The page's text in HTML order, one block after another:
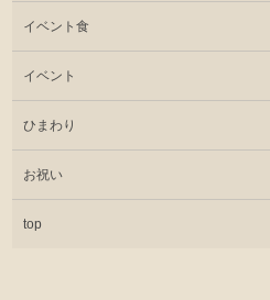
イベント食
イベント
ひまわり
お祝い
top